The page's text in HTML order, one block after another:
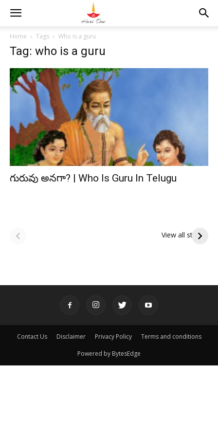
Home Tags Who is a guru
Tag: who is a guru
గురువు అనగా? | Who Is Guru In Telugu
View all stories
పితృదేవతల ఆశీర్వాదం
ఇంద్రకీలాద్రి గిరి ప్రదక్షిణ
Contact Us Disclaimer Privacy Policy Terms and conditions
Powered by BytesEdge